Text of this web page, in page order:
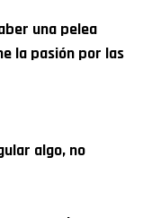
una pelea
la pasión por las
algo, no